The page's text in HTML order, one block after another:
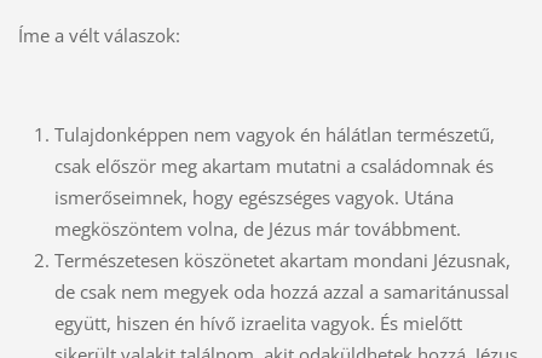
Íme a vélt válaszok:
Tulajdonképpen nem vagyok én hálátlan természetű,
csak először meg akartam mutatni a családomnak és
ismerőseimnek, hogy egészséges vagyok. Utána
megköszöntem volna, de Jézus már továbbment.
Természetesen köszönetet akartam mondani Jézusnak,
de csak nem megyek oda hozzá azzal a samaritánussal
együtt, hiszen én hívő izraelita vagyok. És mielőtt